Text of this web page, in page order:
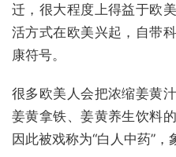
迁，很大程度上得益于欧
活方式在欧美兴起，自带
康符号。
很多欧美人会把浓缩姜黄
姜黄拿铁、姜黄养生饮料
因此被戏称为“白人中药”，